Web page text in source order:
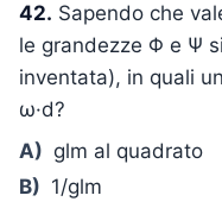
42. Sapendo che
le grandezze Φ e Ψ
inventata), in quali
ω·d?
A) glm al quadrato
B) 1/glm